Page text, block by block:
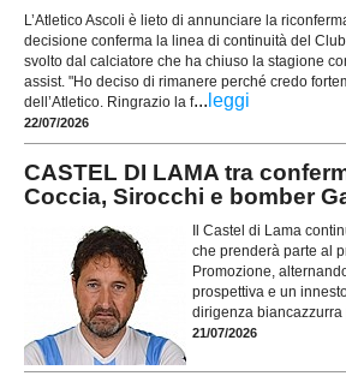
L’Atletico Ascoli è lieto di annunciare la
decisione conferma la linea di continuità del
svolto dal calciatore che ha chiuso la stagione
assist. "Ho deciso di rimanere perché credo
dell’Atletico. Ringrazio la f... leggi
22/07/2026
CASTEL DI LAMA tra
Coccia, Sirocchi e bomber
Il Castel di Lama
che prenderà parte al
Promozione,
prospettiva e un
dirigenza
21/07/2026